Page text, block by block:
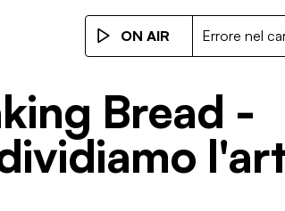
ON AIR Errore nel
Bread -